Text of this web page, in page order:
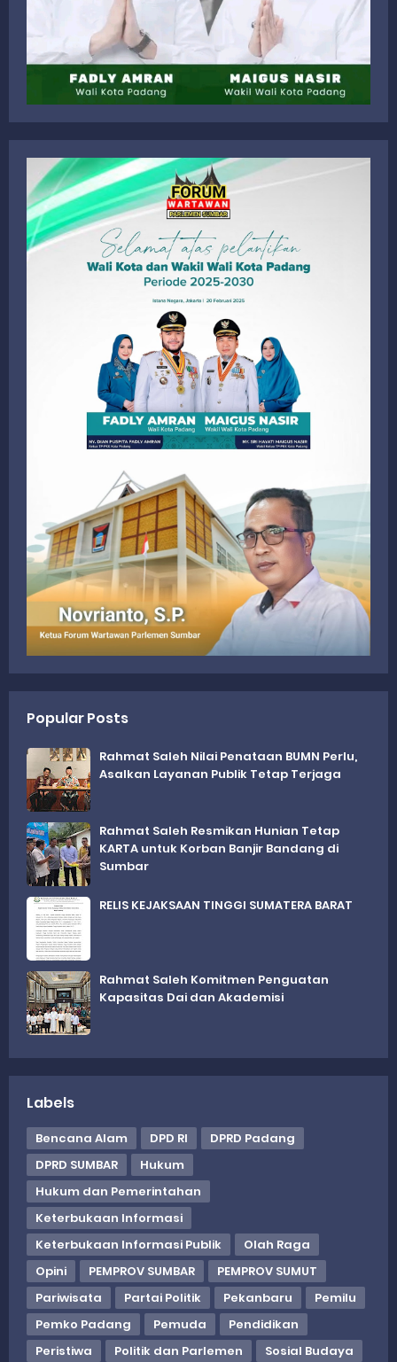
Popular Posts
Rahmat Saleh Nilai Penataan BUMN Perlu,
Asalkan Layanan Publik Tetap Terjaga
Rahmat Saleh Resmikan Hunian Tetap
KARTA untuk Korban Banjir Bandang di
Sumbar
RELIS KEJAKSAAN TINGGI SUMATERA BARAT
Rahmat Saleh Komitmen Penguatan
Kapasitas Dai dan Akademisi
Labels
Bencana Alam DPD RI
DPRD Padang
DPRD SUMBAR
Hukum
Hukum dan Pemerintahan
Keterbukaan Informasi
Keterbukaan Informasi Publik
Olah Raga
Opini
PEMPROV SUMBAR
PEMPROV SUMUT
Pariwisata
Partai Politik Pekanbaru
Pemilu
Pemko Padang
Pemuda
Pendidikan
Peristiwa
Politik dan Parlemen
Sosial Budaya